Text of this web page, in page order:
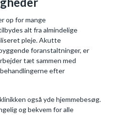
op for mange
alt fra almindelige
pleje. Akutte
foranstaltninger, er
tæt sammen med
efter
også yde hjemmebesøg.
og bekvem for alle